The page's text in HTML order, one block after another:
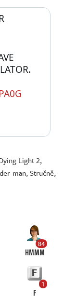
Light 2,
man,Stručně,
84
HMMM
1
F